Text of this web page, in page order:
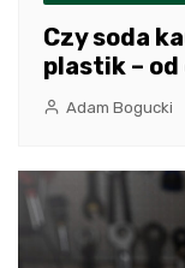
Czy soda
plastik –
Adam Bogucki